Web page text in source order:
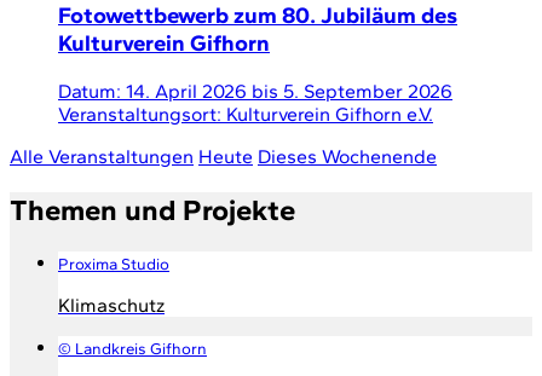
Fotowettbewerb zum 80. Jubiläum des
Kulturverein Gifhorn
Datum: 14. April 2026 bis 5. September 2026
Veranstaltungsort: Kulturverein Gifhorn e.V.
Alle Veranstaltungen Heute Dieses Wochenende
Themen und Projekte
Proxima Studio
Klimaschutz
© Landkreis Gifhorn